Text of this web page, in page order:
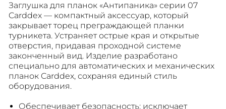
Заглушка для планок «Антипаника» серии 07
Carddex — компактный аксессуар, который
закрывает торец преграждающей планки
турникета. Устраняет острые края и открытые
отверстия, придавая проходной системе
законченный вид. Изделие разработано
специально для автоматических и механических
планок Carddex, сохраняя единый стиль
оборудования.
Обеспечивает безопасность: исключает